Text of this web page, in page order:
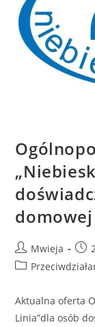
Mwieja
Aktualna oferta
Linia”dla osób